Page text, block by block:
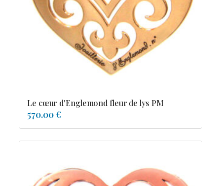
Resile
Reve-asie
Reve-de-pagode
Suspension et frissons
Diamants
Emeraude
Pierres de couleur
Saphir
Le cœur d'Englemond fleur de lys PM
570.00 €